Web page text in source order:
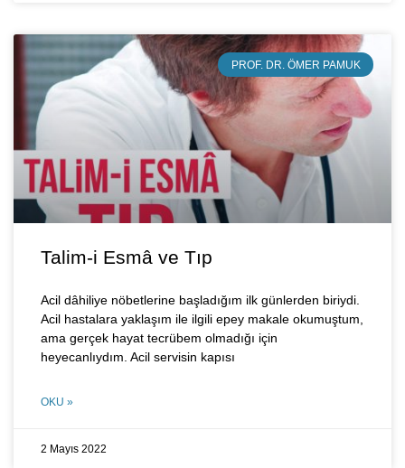
PROF. DR. ÖMER PAMUK
Talim-i Esmâ ve Tıp
Acil dâhiliye nöbetlerine başladığım ilk günlerden biriydi.
Acil hastalara yaklaşım ile ilgili epey makale okumuştum,
ama gerçek hayat tecrübem olmadığı için
heyecanlıydım. Acil servisin kapısı
OKU »
2 Mayıs 2022